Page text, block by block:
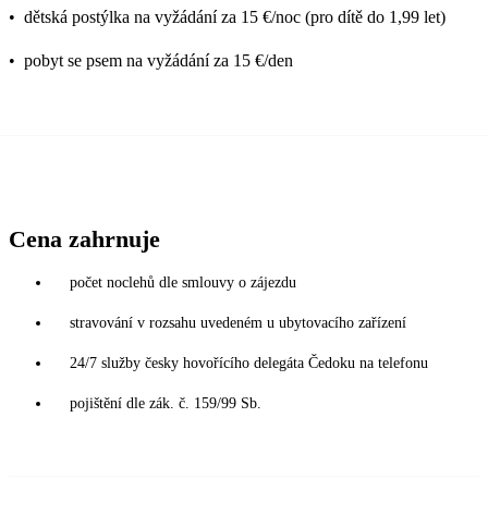
• dětská postýlka na vyžádání za 15 €/noc (pro dítě do 1,99 let)
• pobyt se psem na vyžádání za 15 €/den
Cena zahrnuje
počet noclehů dle smlouvy o zájezdu
stravování v rozsahu uvedeném u ubytovacího zařízení
24/7 služby česky hovořícího delegáta Čedoku na telefonu
pojištění dle zák. č. 159/99 Sb.